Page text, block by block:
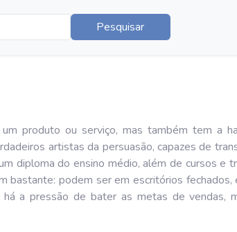
Pesquisar
produto ou serviço, mas também tem a
artistas da persuasão, capazes de
diploma do ensino médio, além de cursos e
bastante: podem ser em escritórios fechados,
a pressão de bater as metas de vendas,